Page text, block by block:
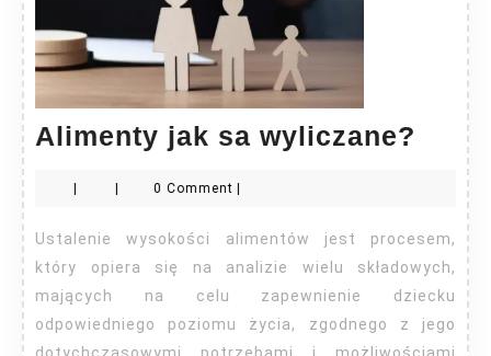
Alimenty jak sa wyliczane?
| | 0 Comment |
Ustalenie wysokości alimentów jest procesem,
który opiera się na analizie wielu składowych,
mających na celu zapewnienie dziecku
odpowiedniego poziomu życia, zgodnego z jego
dotychczasowymi potrzebami i możliwościami